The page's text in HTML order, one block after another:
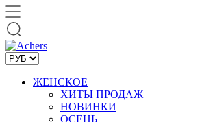
ЖЕНСКОЕ
ХИТЫ ПРОДАЖ
НОВИНКИ
ОСЕНЬ